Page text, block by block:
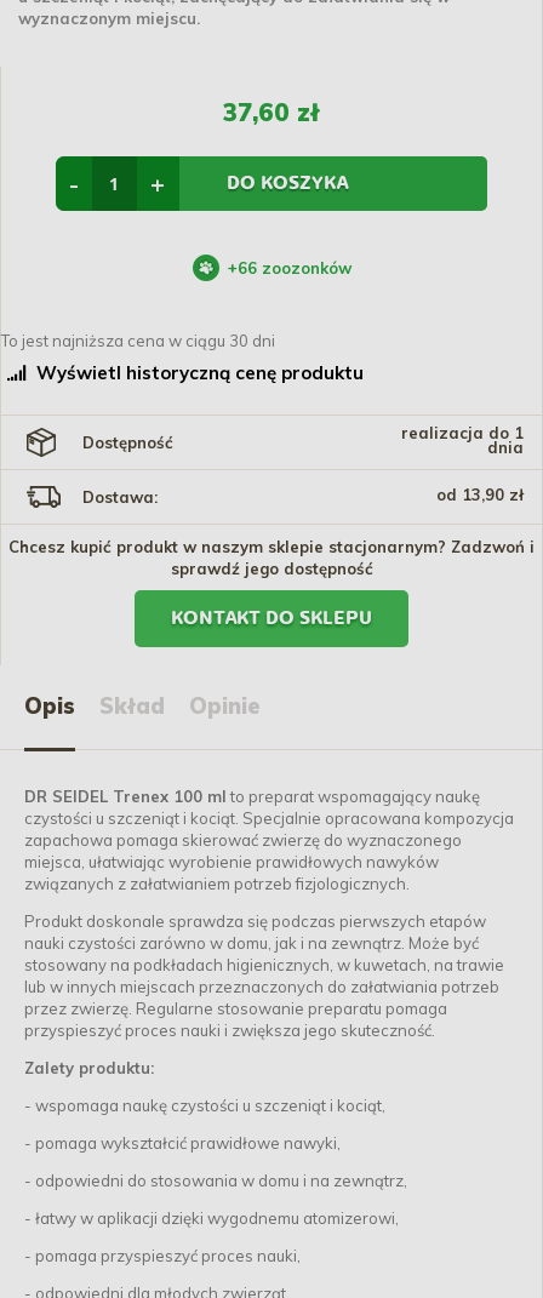
wyznaczonym miejscu.
37,60 zł
+
- DO KOSZYKA
+66 zoozonków
To jest najniższa cena w ciągu 30 dni
Wyświetl historyczną cenę produktu
Dostępność
realizacja do 1
dnia
Dostawa: od 13,90 zł
Chcesz kupić produkt w naszym sklepie stacjonarnym? Zadzwoń i
sprawdź jego dostępność
KONTAKT DO SKLEPU
Opis Skład Opinie
DR SEIDEL Trenex 100 mlto preparat wspomagający naukę
czystości u szczeniąt i kociąt. Specjalnie opracowana kompozycja
zapachowa pomaga skierować zwierzę do wyznaczonego
miejsca, ułatwiając wyrobienie prawidłowych nawyków
związanych z załatwianiem potrzeb fizjologicznych.
Produkt doskonale sprawdza się podczas pierwszych etapów
nauki czystości zarówno w domu, jak i na zewnątrz. Może być
stosowany na podkładach higienicznych, w kuwetach, na trawie
lub w innych miejscach przeznaczonych do załatwiania potrzeb
przez zwierzę. Regularne stosowanie preparatu pomaga
przyspieszyć proces nauki i zwiększa jego skuteczność.
Zalety produktu:
- wspomaga naukę czystości u szczeniąt i kociąt,
- pomaga wykształcić prawidłowe nawyki,
- odpowiedni do stosowania w domu i na zewnątrz,
- łatwy w aplikacji dzięki wygodnemu atomizerowi,
- pomaga przyspieszyć proces nauki,
- odpowiedni dla młodych zwierząt,